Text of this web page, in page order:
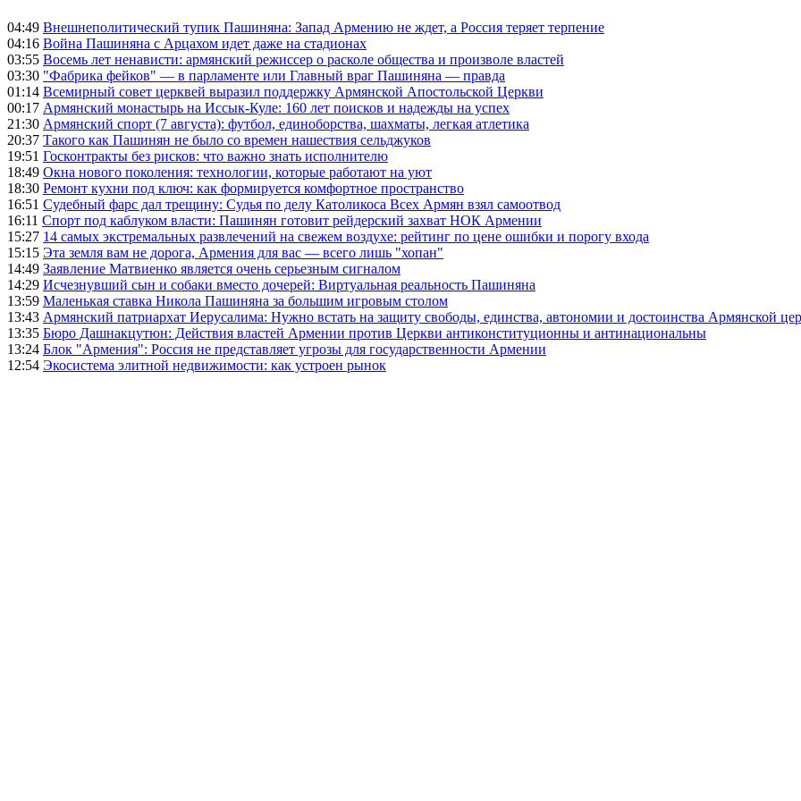
04:49 Внешнеполитический тупик Пашиняна: Запад Армению не ждет, а Россия теряет терпение
04:16 Война Пашиняна с Арцахом идет даже на стадионах
03:55 Восемь лет ненависти: армянский режиссер о расколе общества и произволе властей
03:30 "Фабрика фейков" — в парламенте или Главный враг Пашиняна — правда
01:14 Всемирный совет церквей выразил поддержку Армянской Апостольской Церкви
00:17 Армянский монастырь на Иссык-Куле: 160 лет поисков и надежды на успех
21:30 Армянский спорт (7 августа): футбол, единоборства, шахматы, легкая атлетика
20:37 Такого как Пашинян не было со времен нашествия сельджуков
19:51 Госконтракты без рисков: что важно знать исполнителю
18:49 Окна нового поколения: технологии, которые работают на уют
18:30 Ремонт кухни под ключ: как формируется комфортное пространство
16:51 Судебный фарс дал трещину: Судья по делу Католикоса Всех Армян взял самоотвод
16:11 Спорт под каблуком власти: Пашинян готовит рейдерский захват НОК Армении
15:27 14 самых экстремальных развлечений на свежем воздухе: рейтинг по цене ошибки и порогу входа
15:15 Эта земля вам не дорога, Армения для вас — всего лишь "хопан"
14:49 Заявление Матвиенко является очень серьезным сигналом
14:29 Исчезнувший сын и собаки вместо дочерей: Виртуальная реальность Пашиняна
13:59 Маленькая ставка Никола Пашиняна за большим игровым столом
13:43 Армянский патриархат Иерусалима: Нужно встать на защиту свободы, единства, автономии и достоинства Армянской
13:35 Бюро Дашнакцутюн: Действия властей Армении против Церкви антиконституционны и антинациональны
13:24 Блок "Армения": Россия не представляет угрозы для государственности Армении
12:54 Экосистема элитной недвижимости: как устроен рынок